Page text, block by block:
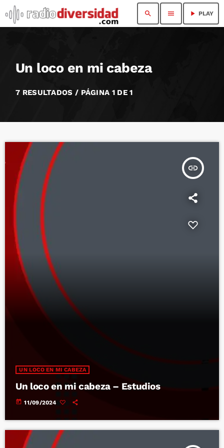
search menu play_arrow PLAY
Un loco en mi cabeza
7 RESULTADOS / PÁGINA 1 DE 1
insert_link
UN LOCO EN MI CABEZA
Un loco en mi cabeza – Estudios
today 11/09/2024